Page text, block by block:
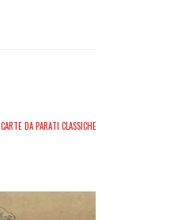
CARTE DA PARATI CLASSICHE